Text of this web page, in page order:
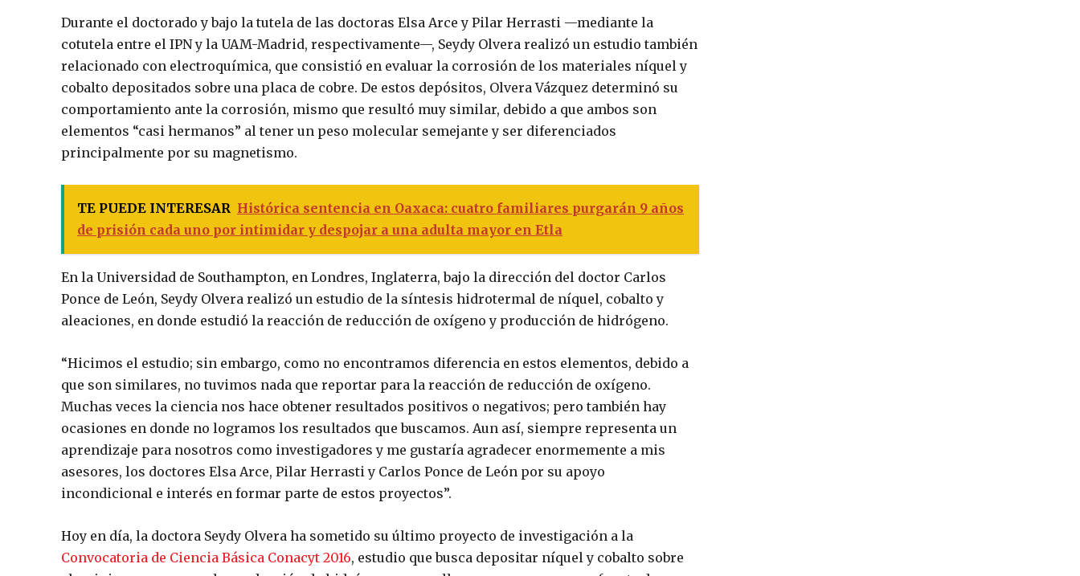
Durante el doctorado y bajo la tutela de las doctoras Elsa Arce y Pilar Herrasti —mediante la
cotutela entre el IPN y la UAM-Madrid, respectivamente—, Seydy Olvera realizó un estudio también
relacionado con electroquímica, que consistió en evaluar la corrosión de los materiales níquel y
cobalto depositados sobre una placa de cobre. De estos depósitos, Olvera Vázquez determinó su
comportamiento ante la corrosión, mismo que resultó muy similar, debido a que ambos son
elementos “casi hermanos” al tener un peso molecular semejante y ser diferenciados
principalmente por su magnetismo.
TE PUEDE INTERESAR Histórica sentencia en Oaxaca: cuatro familiares purgarán 9 años
de prisión cada uno por intimidar y despojar a una adulta mayor en Etla
En la Universidad de Southampton, en Londres, Inglaterra, bajo la dirección del doctor Carlos
Ponce de León, Seydy Olvera realizó un estudio de la síntesis hidrotermal de níquel, cobalto y
aleaciones, en donde estudió la reacción de reducción de oxígeno y producción de hidrógeno.
“Hicimos el estudio; sin embargo, como no encontramos diferencia en estos elementos, debido a
que son similares, no tuvimos nada que reportar para la reacción de reducción de oxígeno.
Muchas veces la ciencia nos hace obtener resultados positivos o negativos; pero también hay
ocasiones en donde no logramos los resultados que buscamos. Aun así, siempre representa un
aprendizaje para nosotros como investigadores y me gustaría agradecer enormemente a mis
asesores, los doctores Elsa Arce, Pilar Herrasti y Carlos Ponce de León por su apoyo
incondicional e interés en formar parte de estos proyectos”.
Hoy en día, la doctora Seydy Olvera ha sometido su último proyecto de investigación a la
Convocatoria de Ciencia Básica Conacyt 2016, estudio que busca depositar níquel y cobalto sobre